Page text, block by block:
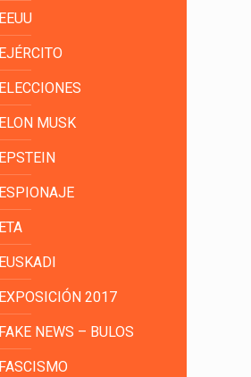
EEUU
EJÉRCITO
ELECCIONES
ELON MUSK
EPSTEIN
ESPIONAJE
ETA
EUSKADI
EXPOSICIÓN 2017
FAKE NEWS – BULOS
FASCISMO